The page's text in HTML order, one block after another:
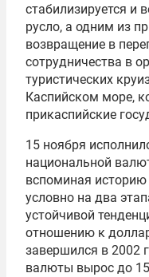
стабилизируется и
русло, а одним из
возвращение в
сотрудничества в
туристических
Каспийском море,
прикаспийские
15 ноября
национальной
вспоминая историю
условно на два
устойчивой
отношению к
завершился в 2002
валюты вырос до